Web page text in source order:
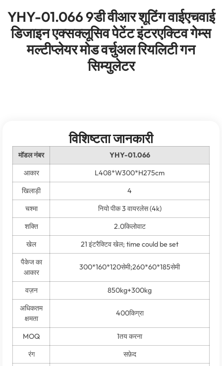
YHY-01.066 9डी वीआर शूटिंग वाईएचवाई
डिजाइन एक्सक्लूसिव पेटेंट इंटरएक्टिव गेम्स
मल्टीप्लेयर मोड वर्चुअल रियलिटी गन
सिम्युलेटर
विशिष्टता जानकारी
मॉडल नंबर
YHY-01.066
आकार
L408*W300*H275cm
खिलाड़ी
4
चश्मा
नियो पीक 3 वायरलेस (4k)
शक्ति
2.0किलोवाट
खेल
21 इंटरैक्टिव खेल; time could be set
पैकेज का
आकार
300*160*120सेमी;260*60*185सेमी
वज़न 850kg+300kg
अधिकतम
क्षमता
400किग्रा
MOQ
1तय करना
रंग
सफ़ेद